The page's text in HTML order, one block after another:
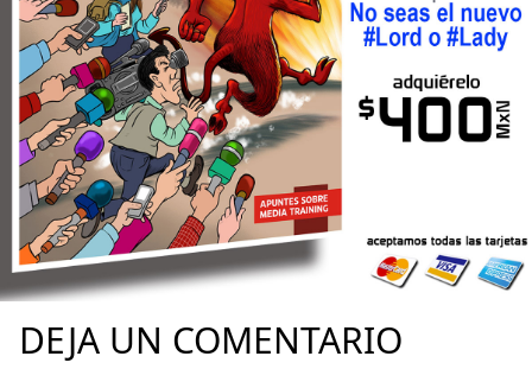
DEJA UN COMENTARIO